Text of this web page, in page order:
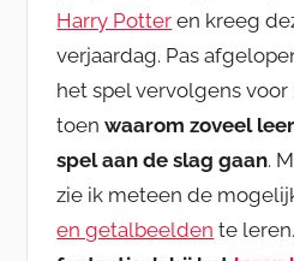
Harry Potter en kreeg
verjaardag. Pas
het spel vervolgens
toenwaarom zoveel
spel aan de slag gaan.
zie ik meteen de
en getalbeelden te